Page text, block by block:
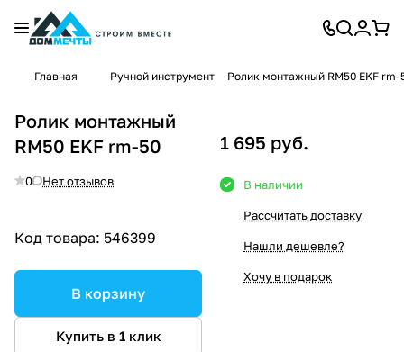
Главная Ручной инструмент Ролик монтажный RM50 EKF rm-
Ролик монтажный
RM50 EKF rm-50
0 Нет отзывов
Код товара: 546399
В корзину
Купить в 1 клик
1 695 руб.
В наличии
Рассчитать доставку
Нашли дешевле?
Хочу в подарок